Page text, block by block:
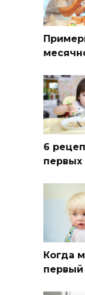
6
первых
Когда
первый